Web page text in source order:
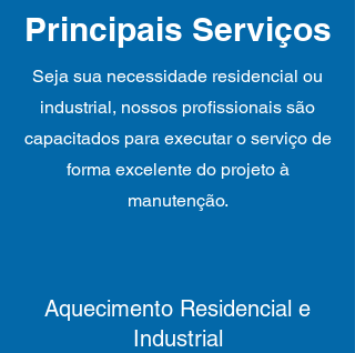
Principais Serviços
Seja sua necessidade residencial ou
industrial, nossos profissionais são
capacitados para executar o serviço de
forma excelente do projeto à
manutenção.
Aquecimento Residencial e
Industrial